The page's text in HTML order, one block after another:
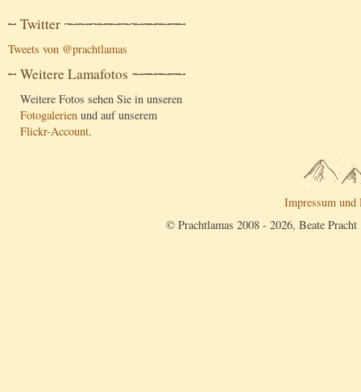
Twitter
Tweets von @prachtlamas
Weitere Lamafotos
Weitere Fotos sehen Sie in unseren
Fotogalerien und auf unserem
Flickr-Account.
Impressum und
© Prachtlamas 2008 - 2026, Beate Pracht